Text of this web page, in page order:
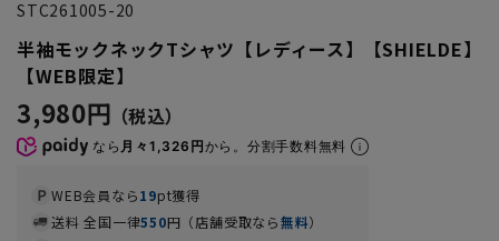
STC261005-20
半袖モックネックTシャツ【レディース】【SHIELDE】
【WEB限定】
3,980円
なら 月々1,326円から。分割手数料無料
WEB会員なら19pt獲得
送料 全国一律550円（店舗受取なら無料）